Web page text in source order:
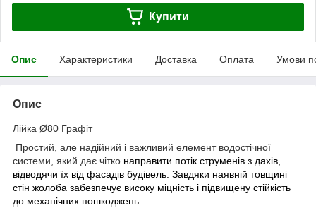
Купити
Опис Характеристики Доставка Оплата Умови
Опис
Лійка Ø80 Графіт
Простий, але надійний і важливий елемент водостічної
системи, який дає чітко направити потік струменів з дахів,
відводячи їх від фасадів будівель. Завдяки наявній товщині
стін жолоба забезпечує високу міцність і підвищену стійкість
до механічних пошкоджень.